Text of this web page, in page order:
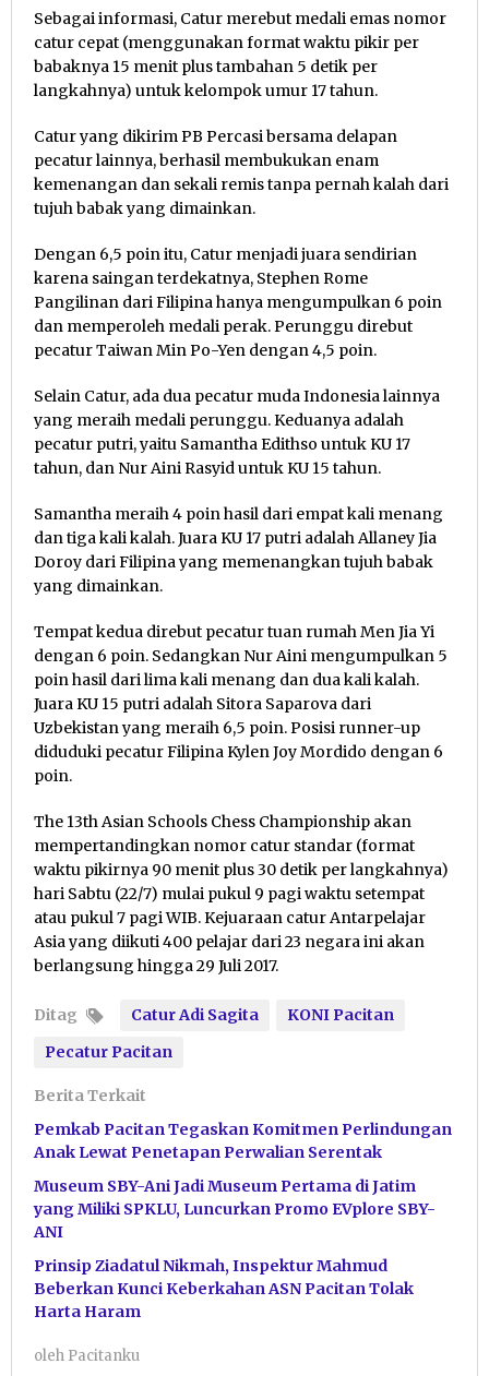
Sebagai informasi, Catur merebut medali emas nomor
catur cepat (menggunakan format waktu pikir per
babaknya 15 menit plus tambahan 5 detik per
langkahnya) untuk kelompok umur 17 tahun.
Catur yang dikirim PB Percasi bersama delapan
pecatur lainnya, berhasil membukukan enam
kemenangan dan sekali remis tanpa pernah kalah dari
tujuh babak yang dimainkan.
Dengan 6,5 poin itu, Catur menjadi juara sendirian
karena saingan terdekatnya, Stephen Rome
Pangilinan dari Filipina hanya mengumpulkan 6 poin
dan memperoleh medali perak. Perunggu direbut
pecatur Taiwan Min Po-Yen dengan 4,5 poin.
Selain Catur, ada dua pecatur muda Indonesia lainnya
yang meraih medali perunggu. Keduanya adalah
pecatur putri, yaitu Samantha Edithso untuk KU 17
tahun, dan Nur Aini Rasyid untuk KU 15 tahun.
Samantha meraih 4 poin hasil dari empat kali menang
dan tiga kali kalah. Juara KU 17 putri adalah Allaney Jia
Doroy dari Filipina yang memenangkan tujuh babak
yang dimainkan.
Tempat kedua direbut pecatur tuan rumah Men Jia Yi
dengan 6 poin. Sedangkan Nur Aini mengumpulkan 5
poin hasil dari lima kali menang dan dua kali kalah.
Juara KU 15 putri adalah Sitora Saparova dari
Uzbekistan yang meraih 6,5 poin. Posisi runner-up
diduduki pecatur Filipina Kylen Joy Mordido dengan 6
poin.
The 13th Asian Schools Chess Championship akan
mempertandingkan nomor catur standar (format
waktu pikirnya 90 menit plus 30 detik per langkahnya)
hari Sabtu (22/7) mulai pukul 9 pagi waktu setempat
atau pukul 7 pagi WIB. Kejuaraan catur Antarpelajar
Asia yang diikuti 400 pelajar dari 23 negara ini akan
berlangsung hingga 29 Juli 2017.
Ditag Catur Adi Sagita
KONI Pacitan
Pecatur Pacitan
Berita Terkait
Pemkab Pacitan Tegaskan Komitmen Perlindungan
Anak Lewat Penetapan Perwalian Serentak
Museum SBY-Ani Jadi Museum Pertama di Jatim
yang Miliki SPKLU, Luncurkan Promo EVplore SBY-
ANI
Prinsip Ziadatul Nikmah, Inspektur Mahmud
Beberkan Kunci Keberkahan ASN Pacitan Tolak
Harta Haram
oleh Pacitanku